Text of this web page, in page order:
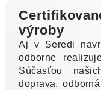
výroby
Aj v Seredi
odborne
Súčasťou
doprava,